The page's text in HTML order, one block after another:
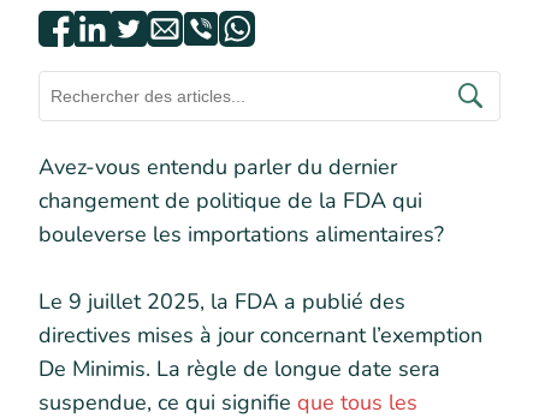
Avez-vous entendu parler du dernier
changement de politique de la FDA qui
bouleverse les importations alimentaires?
Le 9 juillet 2025, la FDA a publié des
directives mises à jour concernant l’exemption
De Minimis. La règle de longue date sera
suspendue, ce qui signifie que tous les